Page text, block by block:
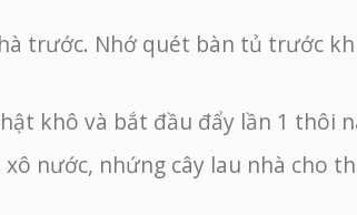
trước. Nhớ quét bàn tủ trước
khô và bắt đầu đẩy lần 1 thôi
xô nước, nhứng cây lau nhà cho